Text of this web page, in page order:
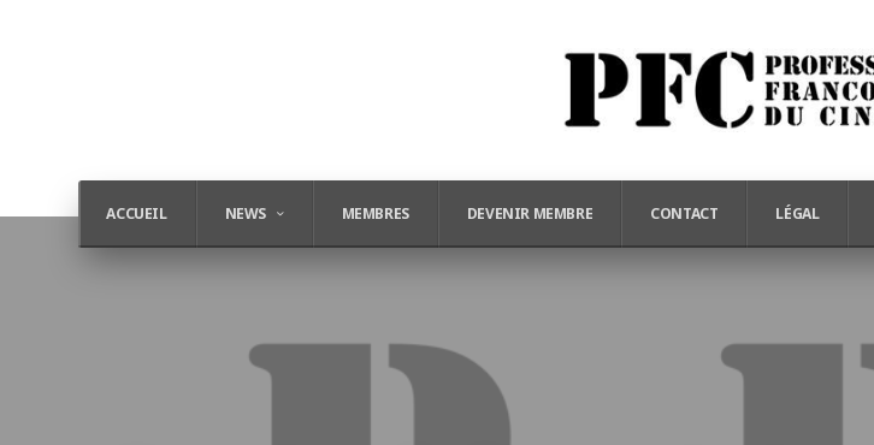
ACCUEIL NEWS MEMBRES DEVENIR MEMBRE CONTACT LÉGAL